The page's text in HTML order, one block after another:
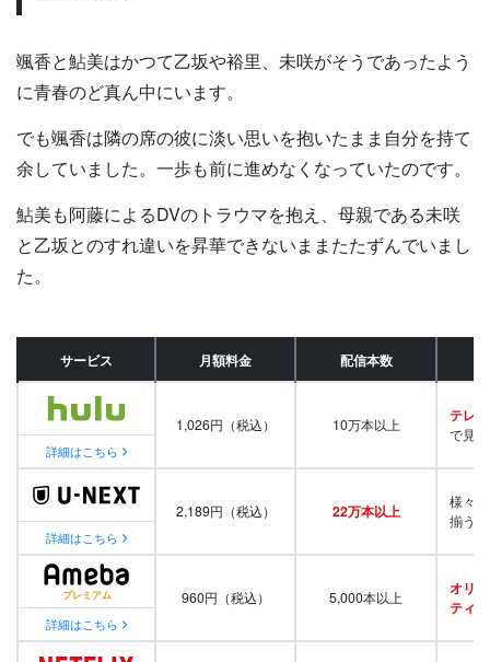
颯香と鮎美はかつて乙坂や裕里、未咲がそうであったよう
に青春のど真ん中にいます。
でも颯香は隣の席の彼に淡い思いを抱いたまま自分を持て
余していました。一歩も前に進めなくなっていたのです。
鮎美も阿藤によるDVのトラウマを抱え、母親である未咲
と乙坂とのすれ違いを昇華できないままたたずんでいまし
た。
サービス 月額料金 配信本数
詳細はこちら
1,026円（税込） 10万本以上 テレビ
で見
詳細はこちら
2,189円（税込） 22万本以上
様々
揃う
詳細はこちら
960円（税込） 5,000本以上
オリ
ティ